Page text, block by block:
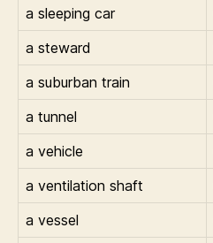
a sleeping car
a steward
a suburban train
a tunnel
a vehicle
a ventilation shaft
a vessel